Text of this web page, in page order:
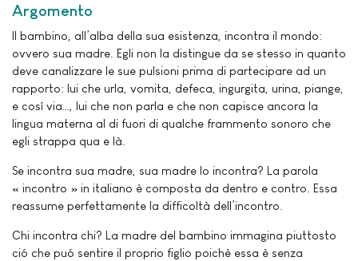
Argomento
Il bambino, all’alba della sua esistenza, incontra il mondo:
ovvero sua madre. Egli non la distingue da se stesso in quanto
deve canalizzare le sue pulsioni prima di partecipare ad un
rapporto: lui che urla, vomita, defeca, ingurgita, urina, piange,
e cosí via…, lui che non parla e che non capisce ancora la
lingua materna al di fuori di qualche frammento sonoro che
egli strappa qua e là.
Se incontra sua madre, sua madre lo incontra? La parola
« incontro » in italiano è composta da dentro e contro. Essa
reassume perfettamente la difficoltà dell’incontro.
Chi incontra chi? La madre del bambino immagina piuttosto
ció che puó sentire il proprio figlio poichè essa è senza